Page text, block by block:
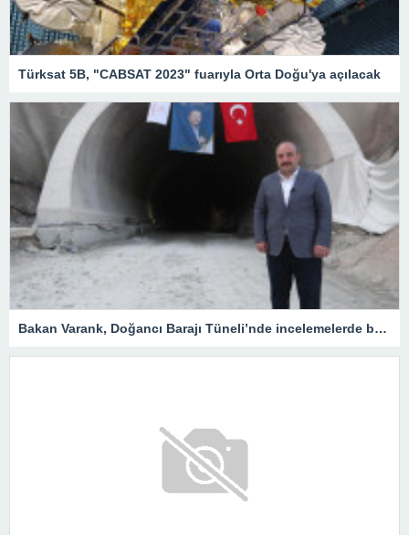
Türksat 5B, "CABSAT 2023" fuarıyla Orta Doğu'ya açılacak
Bakan Varank, Doğancı Barajı Tüneli’nde incelemelerde bulundu